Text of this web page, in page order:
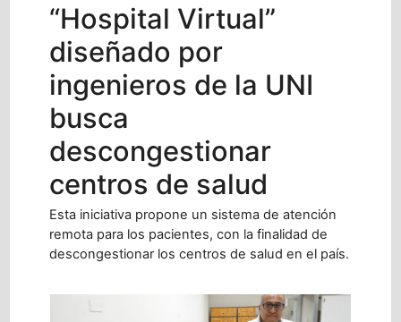
“Hospital Virtual”
diseñado por
ingenieros de la UNI
busca
descongestionar
centros de salud
Esta iniciativa propone un sistema de atención
remota para los pacientes, con la finalidad de
descongestionar los centros de salud en el país.